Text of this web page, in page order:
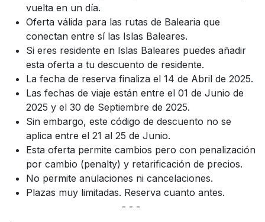
vuelta en un día.
Oferta válida para las rutas de Balearia que
conectan entre sí las Islas Baleares.
Si eres residente en Islas Baleares puedes añadir
esta oferta a tu descuento de residente.
La fecha de reserva finaliza el 14 de Abril de 2025.
Las fechas de viaje están entre el 01 de Junio de
2025 y el 30 de Septiembre de 2025.
Sin embargo, este código de descuento no se
aplica entre el 21 al 25 de Junio.
Esta oferta permite cambios pero con penalización
por cambio (penalty) y retarificación de precios.
No permite anulaciones ni cancelaciones.
Plazas muy limitadas. Reserva cuanto antes.
- - -